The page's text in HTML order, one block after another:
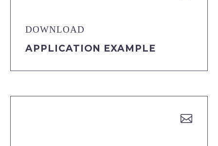
DOWNLOAD
APPLICATION EXAMPLE

